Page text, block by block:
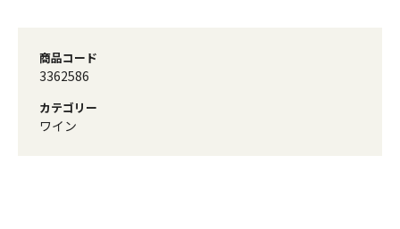
商品コード
3362586
カテゴリー
ワイン